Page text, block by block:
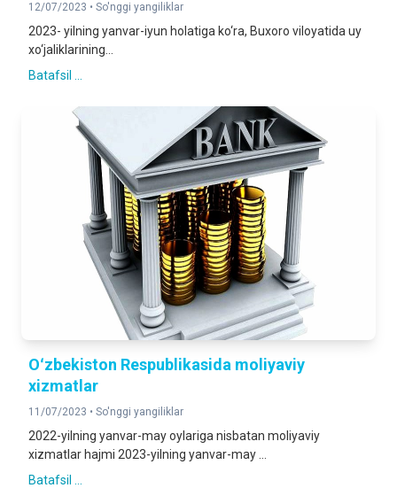
12/07/2023 • So'nggi yangiliklar
2023- yilning yanvar-iyun holatiga ko‘ra, Buxoro viloyatida uy
xo‘jaliklarining...
Batafsil ...
Oʻzbekiston Respublikasida moliyaviy
xizmatlar
11/07/2023 • So'nggi yangiliklar
2022-yilning yanvar-may oylariga nisbatan moliyaviy
xizmatlar hajmi 2023-yilning yanvar-may ...
Batafsil ...